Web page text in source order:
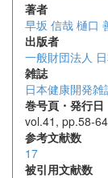
著者
早坂 信哉 樋口
出版者
一般財団法人
雑誌
日本健康開発雑
巻号頁・発行日
vol.41, pp.58-
参考文献数
17
被引用文献数